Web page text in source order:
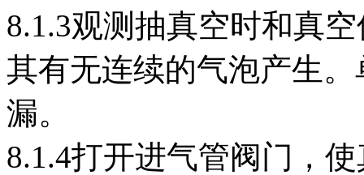
8.1.3观测抽真空时和真
其有无连续的气泡产生
漏。
8.1.4打开进气管阀门，